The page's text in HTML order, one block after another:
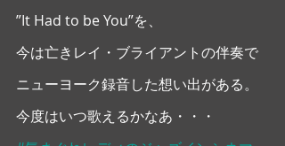
”It Had to be You”を、
今は亡きレイ・ブライアントの伴奏で
ニューヨーク録音した想い出がある。
今度はいつ歌えるかなあ・・・